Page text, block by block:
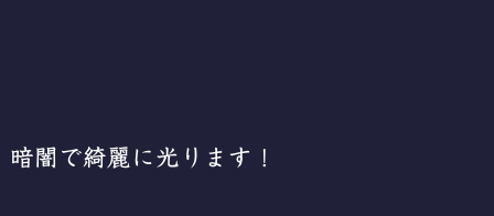
暗闇で綺麗に光ります！